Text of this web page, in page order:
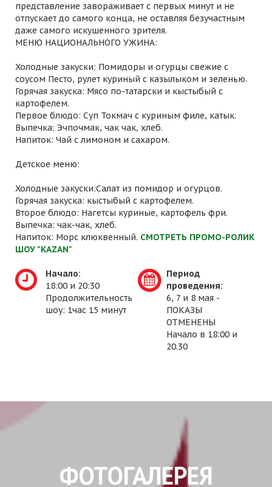
представление завораживает с первых минут и не
отпускает до самого конца, не оставляя безучастным
даже самого искушенного зрителя.
МЕНЮ НАЦИОНАЛЬНОГО УЖИНА:
Холодные закуски: Помидоры и огурцы свежие с
соусом Песто, рулет куриный с казылыком и зеленью.
Горячая закуска: Мясо по-татарски и кыстыбый с
картофелем.
Первое блюдо: Суп Токмач с куриным филе, катык.
Выпечка: Эчпочмак, чак чак, хлеб.
Напиток: Чай с лимоном и сахаром.
Детское меню:
Холодные закуски:Салат из помидор и огурцов.
Горячая закуска: кыстыбый с картофелем.
Второе блюдо: Нагетсы куриные, картофель фри.
Выпечка: чак-чак, хлеб.
Напиток: Морс клюквенный. СМОТРЕТЬ ПРОМО-РОЛИК
ШОУ "KAZAN"
Начало:
18:00 и 20:30
Продолжительность
шоу: 1час 15 минут
Период
проведения:
6, 7 и 8 мая -
ПОКАЗЫ
ОТМЕНЕНЫ
Начало в 18:00 и
20.30
ФОТОГАЛЕРЕЯ